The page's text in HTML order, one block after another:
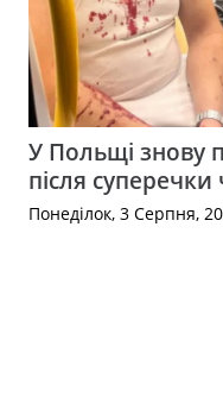
У Польщі знову
після
Понеділок, 3 Серпня,